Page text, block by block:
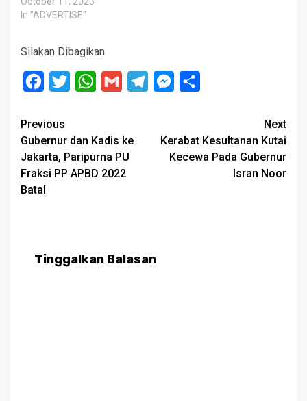
In "ADVERTISE"
Silakan Dibagikan
Facebook
Twitter WhatsApp
Gmail TelegramMessenger
Post
navigation
Previous
Gubernur dan Kadis ke
Jakarta, Paripurna PU
Fraksi PP APBD 2022
Batal
Next
Kerabat Kesultanan Kutai
Kecewa Pada Gubernur
Isran Noor
Tinggalkan Balasan